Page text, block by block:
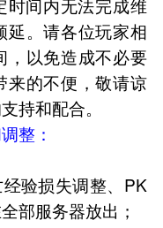
时间内无法完成维
延。请各位玩家相
，以免造成不必要
来的不便，敬请谅
持和配合。
整：
验损失调整、PK
部服务器放出；